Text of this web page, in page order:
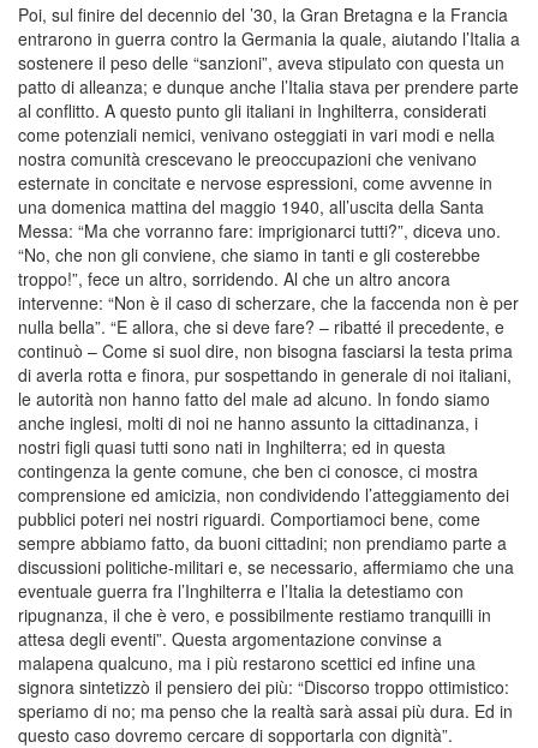
Poi, sul finire del decennio del ’30, la Gran Bretagna e la Francia
entrarono in guerra contro la Germania la quale, aiutando l’Italia a
sostenere il peso delle “sanzioni”, aveva stipulato con questa un
patto di alleanza; e dunque anche l’Italia stava per prendere parte
al conflitto. A questo punto gli italiani in Inghilterra, considerati
come potenziali nemici, venivano osteggiati in vari modi e nella
nostra comunità crescevano le preoccupazioni che venivano
esternate in concitate e nervose espressioni, come avvenne in
una domenica mattina del maggio 1940, all’uscita della Santa
Messa: “Ma che vorranno fare: imprigionarci tutti?”, diceva uno.
“No, che non gli conviene, che siamo in tanti e gli costerebbe
troppo!”, fece un altro, sorridendo. Al che un altro ancora
intervenne: “Non è il caso di scherzare, che la faccenda non è per
nulla bella”. “E allora, che si deve fare? – ribatté il precedente, e
continuò – Come si suol dire, non bisogna fasciarsi la testa prima
di averla rotta e finora, pur sospettando in generale di noi italiani,
le autorità non hanno fatto del male ad alcuno. In fondo siamo
anche inglesi, molti di noi ne hanno assunto la cittadinanza, i
nostri figli quasi tutti sono nati in Inghilterra; ed in questa
contingenza la gente comune, che ben ci conosce, ci mostra
comprensione ed amicizia, non condividendo l’atteggiamento dei
pubblici poteri nei nostri riguardi. Comportiamoci bene, come
sempre abbiamo fatto, da buoni cittadini; non prendiamo parte a
discussioni politiche-militari e, se necessario, affermiamo che una
eventuale guerra fra l’Inghilterra e l’Italia la detestiamo con
ripugnanza, il che è vero, e possibilmente restiamo tranquilli in
attesa degli eventi”. Questa argomentazione convinse a
malapena qualcuno, ma i più restarono scettici ed infine una
signora sintetizzò il pensiero dei più: “Discorso troppo ottimistico:
speriamo di no; ma penso che la realtà sarà assai più dura. Ed in
questo caso dovremo cercare di sopportarla con dignità”.